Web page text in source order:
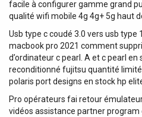
facile à configurer gamme grand
qualité wifi mobile 4g 4g+ 5g haut
Usb type c coudé 3.0 vers usb type
macbook pro 2021 comment
d’ordinateur c pearl. A et c pearl
reconditionné fujitsu quantité
polaris port designs en stock hp
Pro opérateurs fai retour
vidéos assistance partner